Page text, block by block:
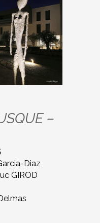
–
Diaz
GIROD